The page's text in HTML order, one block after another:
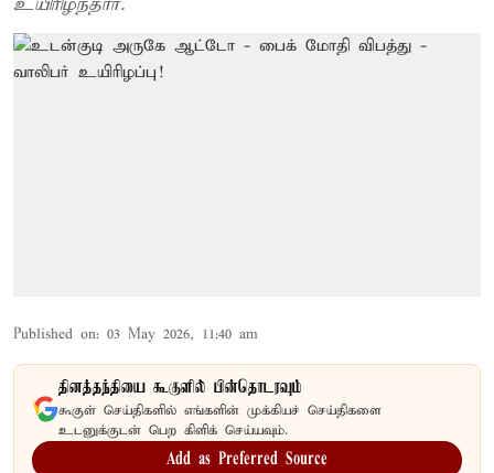
உயிரிழந்தார்.
Published on: 03 May 2026, 11:40 am
தினத்தந்தியை கூகுளில் பின்தொடரவும்
கூகுள் செய்திகளில் எங்களின் முக்கியச் செய்திகளை
உடனுக்குடன் பெற கிளிக் செய்யவும்.
Add as Preferred Source